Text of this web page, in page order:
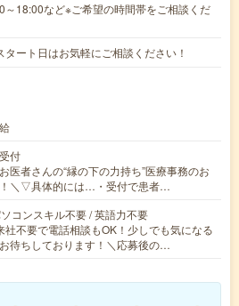
～18:00など※ご希望の時間帯をご相談くだ
ート日はお気軽にご相談ください！
付
医者さんの“縁の下の力持ち”医療事務のお
＼▽具体的には…・受付で患者…
コンスキル不要 / 英語力不要
社不要で電話相談もOK！少しでも気になる
待ちしております！＼応募後の…